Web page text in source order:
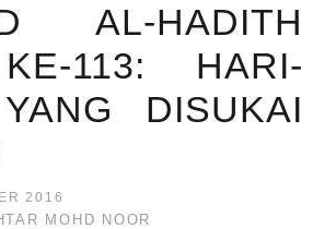
AL-HADITH
113: HARI-
DISUKAI
2016
MOHD NOOR